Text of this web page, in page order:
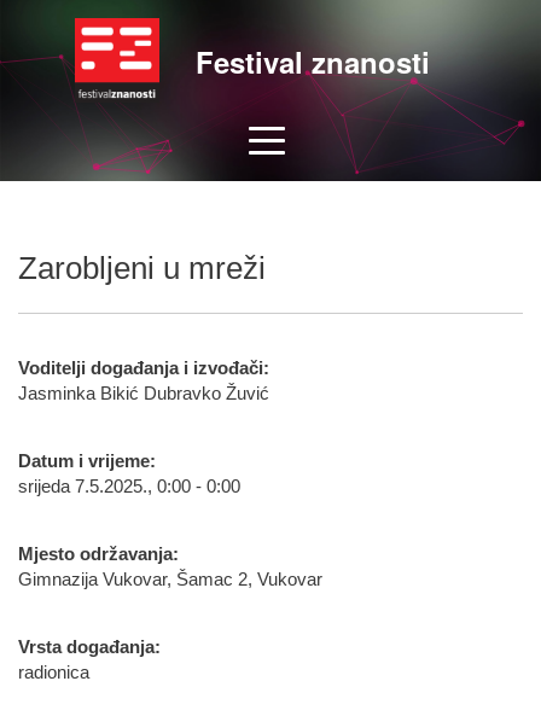
Festival znanosti
Zarobljeni u mreži
Voditelji događanja i izvođači:
Jasminka Bikić Dubravko Žuvić
Datum i vrijeme:
srijeda 7.5.2025., 0:00 - 0:00
Mjesto održavanja:
Gimnazija Vukovar, Šamac 2, Vukovar
Vrsta događanja:
radionica